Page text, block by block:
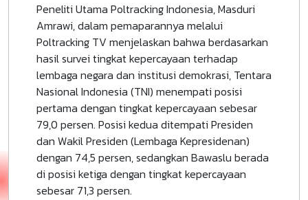
Peneliti Utama Poltracking Indonesia, Masduri
Amrawi, dalam pemaparannya melalui
Poltracking TV menjelaskan bahwa berdasarkan
hasil survei tingkat kepercayaan terhadap
lembaga negara dan institusi demokrasi, Tentara
Nasional Indonesia (TNI) menempati posisi
pertama dengan tingkat kepercayaan sebesar
79,0 persen. Posisi kedua ditempati Presiden
dan Wakil Presiden (Lembaga Kepresidenan)
dengan 74,5 persen, sedangkan Bawaslu berada
di posisi ketiga dengan tingkat kepercayaan
sebesar 71,3 persen.